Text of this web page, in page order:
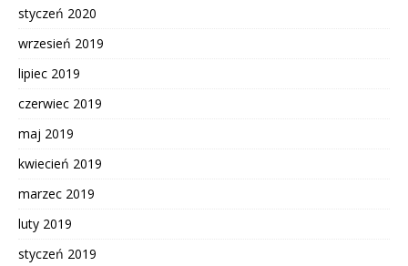
styczeń 2020
wrzesień 2019
lipiec 2019
czerwiec 2019
maj 2019
kwiecień 2019
marzec 2019
luty 2019
styczeń 2019